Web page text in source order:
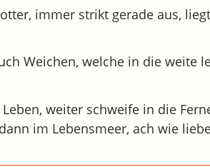
immer strikt gerade aus,
Weichen, welche in die weite
weiter schweife in die
im Lebensmeer, ach wie